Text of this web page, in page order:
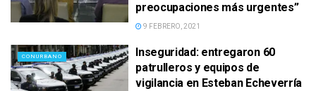
preocupaciones más urgentes”
9 FEBRERO, 2021
CONURBANO
Inseguridad: entregaron 60
patrulleros y equipos de
vigilancia en Esteban Echeverría